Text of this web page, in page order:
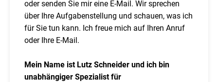
oder senden Sie mir eine E-Mail. Wir sprechen
über Ihre Aufgabenstellung und schauen, was ich
für Sie tun kann. Ich freue mich auf Ihren Anruf
oder Ihre E-Mail.
Mein Name ist Lutz Schneider und ich bin
unabhängiger Spezialist für